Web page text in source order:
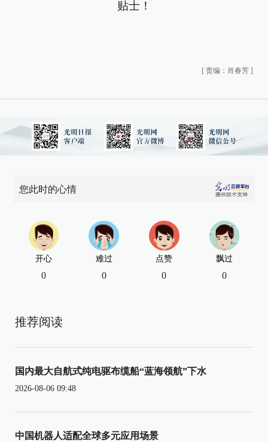
贴士！
[ 责编：肖春芳 ]
您此时的心情
开心
0
难过
0
点赞
0
飘过
0
推荐阅读
国内最大自航式纯电驱布缆船“蓝海领航”下水
2026-08-06 09:48
中国机器人适配全球多元应用场景